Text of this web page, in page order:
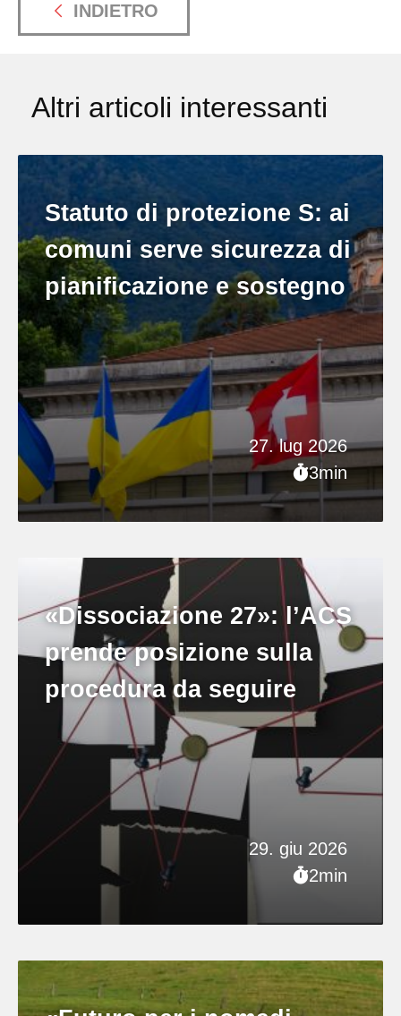
INDIETRO
Altri articoli interessanti
27. lug 2026
3min
Statuto di protezione S: ai
comuni serve sicurezza di
pianificazione e sostegno
29. giu 2026
2min
«Dissociazione 27»: l’ACS
prende posizione sulla
procedura da seguire